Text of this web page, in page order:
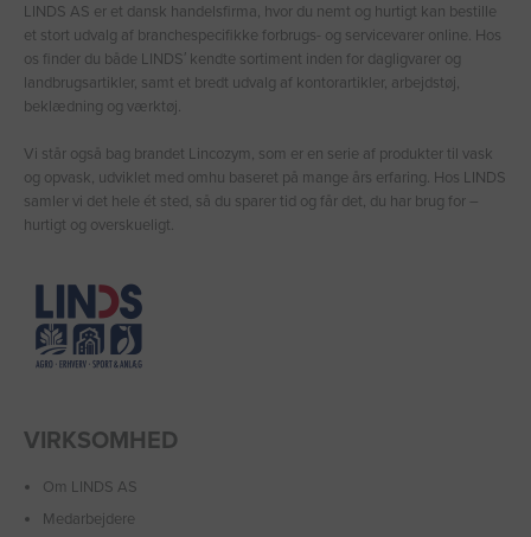
LINDS AS er et dansk handelsfirma, hvor du nemt og hurtigt kan bestille
et stort udvalg af branchespecifikke forbrugs- og servicevarer online. Hos
os finder du både LINDS′ kendte sortiment inden for dagligvarer og
landbrugsartikler, samt et bredt udvalg af kontorartikler, arbejdstøj,
beklædning og værktøj.
Vi står også bag brandet Lincozym, som er en serie af produkter til vask
og opvask, udviklet med omhu baseret på mange års erfaring. Hos LINDS
samler vi det hele ét sted, så du sparer tid og får det, du har brug for –
hurtigt og overskueligt.
VIRKSOMHED
Om LINDS AS
Medarbejdere